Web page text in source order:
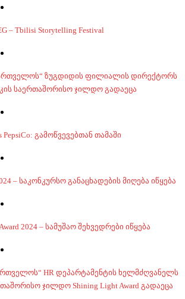
– Tbilisi Storytelling Festival
ზუგდიდის ფილიალის დირექტორს
საერთაშორისო ჯილდო გადაეცა
PepsiCo: გამოწვევებთან თამაში
– საკონკურსო განაცხადების მიღება იწყება
2024 – სამუშაო შეხვედრები იწყება
HR დეპარტამენტის ხელმძღვანელს
ჯილდო Shining Light Award გადაეცა